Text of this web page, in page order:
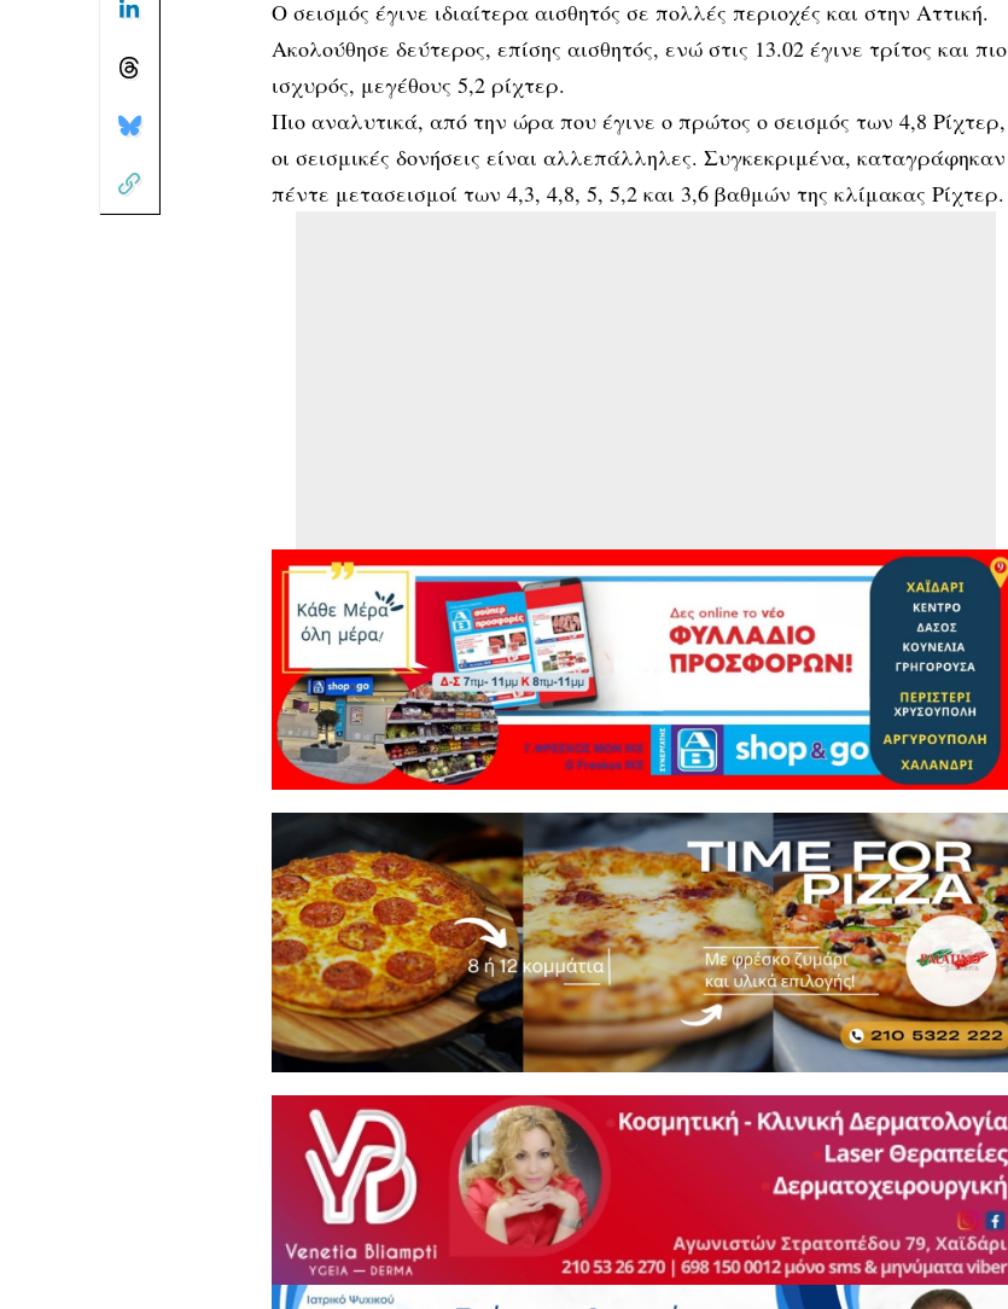
Ο σεισμός έγινε ιδιαίτερα αισθητός σε πολλές περιοχές και στην Αττική.
Ακολούθησε δεύτερος, επίσης αισθητός, ενώ στις 13.02 έγινε τρίτος και πιο
ισχυρός, μεγέθους 5,2 ρίχτερ.
Πιο αναλυτικά, από την ώρα που έγινε ο πρώτος ο σεισμός των 4,8 Ρίχτερ,
οι σεισμικές δονήσεις είναι αλλεπάλληλες. Συγκεκριμένα, καταγράφηκαν
πέντε μετασεισμοί των 4,3, 4,8, 5, 5,2 και 3,6 βαθμών της κλίμακας Ρίχτερ.